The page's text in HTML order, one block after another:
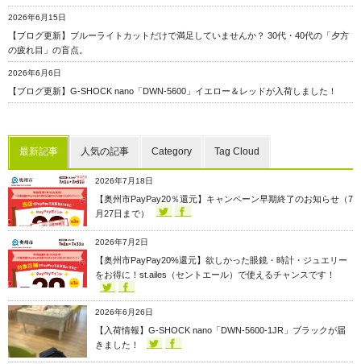
2026年6月15日
【ブログ更新】ブルーライトカットだけで満足していませんか？ 30代・40代の「夕方
の疲れ目」の盲点。
2026年6月6日
【ブログ更新】G-SHOCK nano「DWN-5600」イエロー＆レッドが入荷しました！
最新記事 人気の記事 Category Tag Cloud
2026年7月18日
【奥州市PayPay20％還元】キャンペーン早期終了のお知らせ（7
月27日まで）
2026年7月2日
【奥州市PayPay20%還元】欲しかった眼鏡・時計・ジュエリー
をお得に！st.ailes（セントエール）で使えるチャンスです！
2026年6月26日
【入荷情報】G-SHOCK nano「DWN-5600-1JR」ブラックが届
きました！